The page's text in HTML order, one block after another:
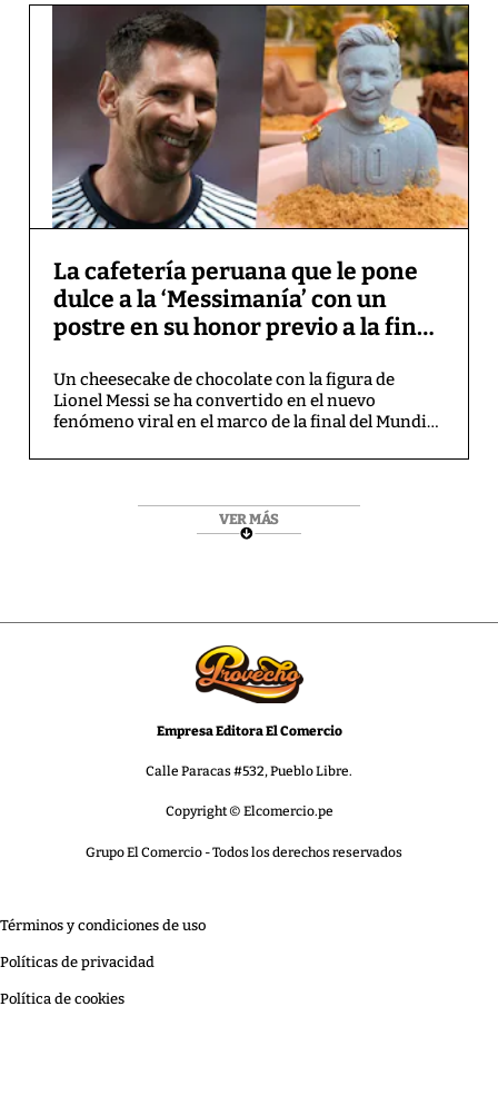
sabores que encontrarás en el evento.
La cafetería peruana que le pone
dulce a la ‘Messimanía’ con un
postre en su honor previo a la final
Un cheesecake de chocolate con la figura de
Lionel Messi se ha convertido en el nuevo
fenómeno viral en el marco de la final del Mundial
VER MÁS
Empresa Editora El Comercio
Calle Paracas #532, Pueblo Libre.
Copyright © Elcomercio.pe
Grupo El Comercio - Todos los derechos reservados
términos y condiciones de uso
políticas de privacidad
política de cookies